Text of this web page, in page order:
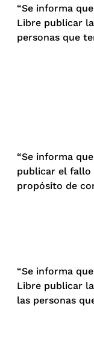
“Se informa
Libre publicar
personas que
“Se informa
publicar el fallo
propósito de
“Se informa
Libre publicar
las personas